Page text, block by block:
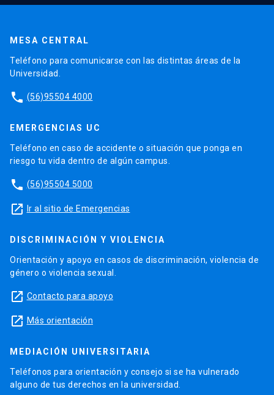
MESA CENTRAL
Teléfono para comunicarse con las distintas áreas de la
Universidad.
phone (56)95504 4000
EMERGENCIAS UC
Teléfono en caso de accidente o situación que ponga en
riesgo tu vida dentro de algún campus.
phone (56)95504 5000
launch Ir al sitio de Emergencias
DISCRIMINACIÓN Y VIOLENCIA
Orientación y apoyo en casos de discriminación, violencia de
género o violencia sexual.
launch Contacto para apoyo
launch Más orientación
MEDIACIÓN UNIVERSITARIA
Teléfonos para orientación y consejo si se ha vulnerado
alguno de tus derechos en la universidad.